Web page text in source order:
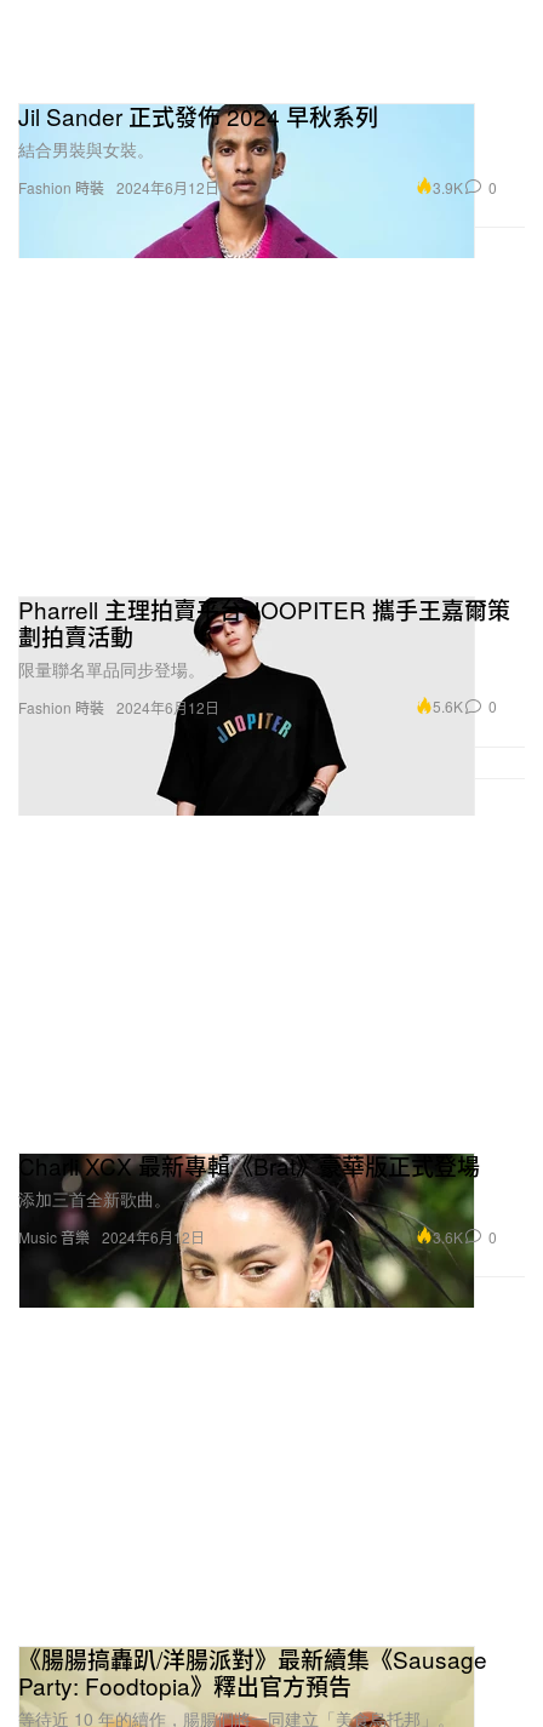
Fashion 時裝
Jil Sander 正式發佈 2024 早秋系列
結合男裝與女裝。
2024年6月12日 3.9K 0
Fashion 時裝
Pharrell 主理拍賣平台 JOOPITER 攜手王嘉爾策
劃拍賣活動
限量聯名單品同步登場。
2024年6月12日 5.6K 0
Music 音樂
Charli XCX 最新專輯《Brat》豪華版正式登場
添加三首全新歌曲。
2024年6月12日 3.6K 0
《腸腸搞轟趴/洋腸派對》最新續集《Sausage
Party: Foodtopia》釋出官方預告
等待近 10 年的續作，腸腸們將一同建立「美食烏托邦」。